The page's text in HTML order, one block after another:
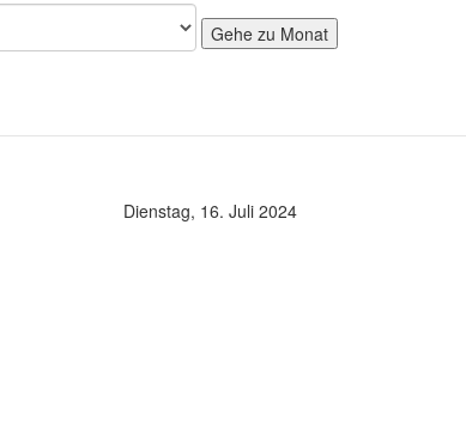
Gehe zu Monat
Dienstag, 16. Juli 2024